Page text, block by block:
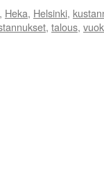
, Heka, Helsinki,
, talous,